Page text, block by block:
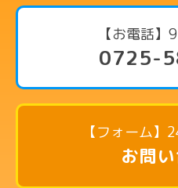
代表挨拶
コース・料金案内
ピアノコース
リトミックコース
英語リトミックコース
【お電話
0725-
【フォーム】
お問